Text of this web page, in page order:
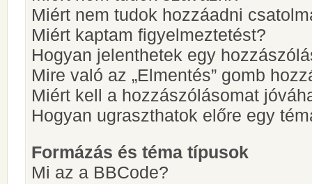
Miért nem tudok hozzáadni
Miért kaptam figyelmeztetést?
Hogyan jelenthetek egy
Mire való az „Elmentés” gomb
Miért kell a hozzászólásomat
Hogyan ugraszthatok előre egy
Formázás és téma típusok
Mi az a BBCode?